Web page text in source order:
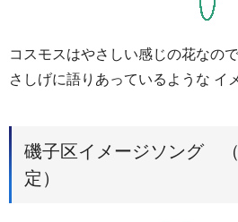
コスモスはやさしい感じの花なの
さしげに語りあっているような イ
磯子区イメージソング
定）